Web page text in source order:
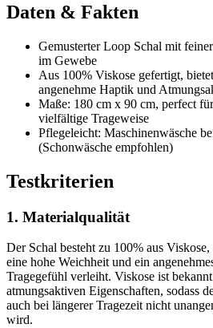
Daten & Fakten
Gemusterter Loop Schal mit
im Gewebe
Aus 100% Viskose gefertigt,
angenehme Haptik und
Maße: 180 cm x 90 cm, perfect für
vielfältige Trageweise
Pflegeleicht: Maschinenwäsche
(Schonwäsche empfohlen)
Testkriterien
1. Materialqualität
Der Schal besteht zu 100% aus
eine hohe Weichheit und ein
Tragegefühl verleiht. Viskose ist
atmungsaktiven Eigenschaften, sodass
auch bei längerer Tragezeit nicht
wird.